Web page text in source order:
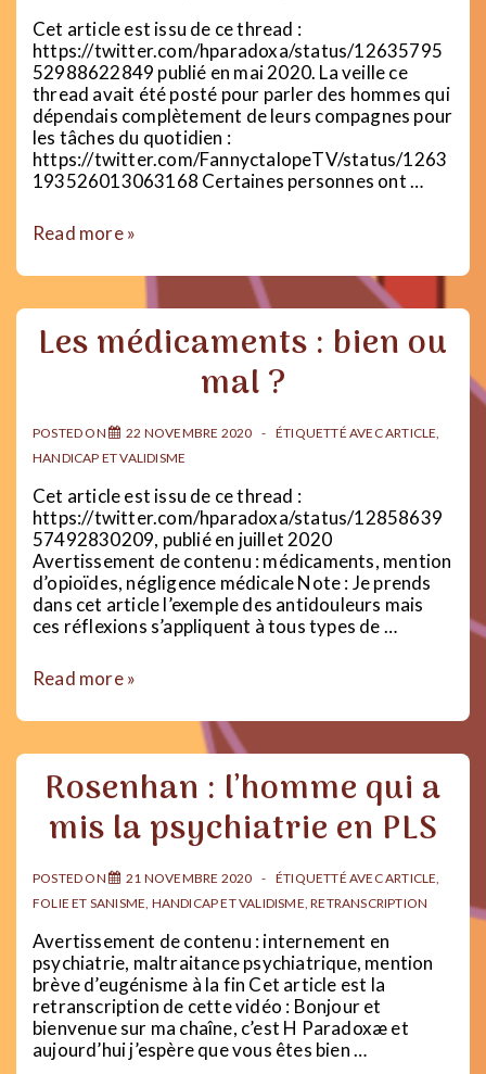
ma
capacité
à
travailler
Cet article est issu de ce thread :
https://twitter.com/hparadoxa/status/12635795
52988622849 publié en mai 2020. La veille ce
thread avait été posté pour parler des hommes qui
dépendais complètement de leurs compagnes pour
les tâches du quotidien :
https://twitter.com/FannyctalopeTV/status/1263
193526013063168 Certaines personnes ont …
Hommes
et
Read more »
Les médicaments : bien ou
mal ?
POSTED ON 22 NOVEMBRE 2020 ÉTIQUETTÉ AVECARTICLE,
HANDICAP ET VALIDISME
Cet article est issu de ce thread :
https://twitter.com/hparadoxa/status/12858639
57492830209, publié en juillet 2020
Avertissement de contenu : médicaments, mention
d’opioïdes, négligence médicale Note : Je prends
dans cet article l’exemple des antidouleurs mais
ces réflexions s’appliquent à tous types de …
Les
:
mal
Read more »
Rosenhan : l’homme qui a
mis la psychiatrie en PLS
POSTED ON 21 NOVEMBRE 2020 ÉTIQUETTÉ AVECARTICLE,
FOLIE ET SANISME, HANDICAP ET VALIDISME,RETRANSCRIPTION
Avertissement de contenu : internement en
psychiatrie, maltraitance psychiatrique, mention
brève d’eugénisme à la fin Cet article est la
retranscription de cette vidéo : Bonjour et
bienvenue sur ma chaîne, c’est H Paradoxæ et
aujourd’hui j’espère que vous êtes bien …